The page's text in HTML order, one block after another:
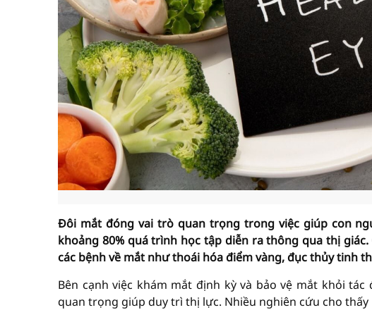
Đôi mắt đóng vai trò quan trọng trong việc giúp con
khoảng 80% quá trình học tập diễn ra thông qua thị
các bệnh về mắt như thoái hóa điểm vàng, đục thủy tinh
Bên cạnh việc khám mắt định kỳ và bảo vệ mắt khỏi
quan trọng giúp duy trì thị lực. Nhiều nghiên cứu cho